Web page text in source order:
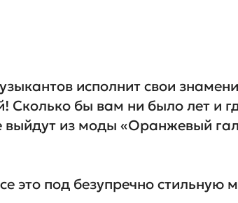
исполнит свои
Сколько бы вам ни было лет и
выйдут из моды «Оранжевый
это под безупречно стильную